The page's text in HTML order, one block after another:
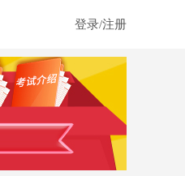
登录/注册